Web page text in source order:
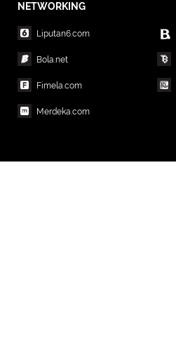
NETWORKING
Liputan6.com
Bola.net
Fimela.com
Merdeka.com